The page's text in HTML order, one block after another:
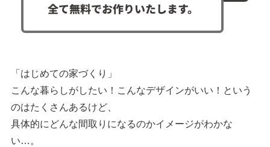
「はじめての家づくり」
こんな暮らしがしたい！こんなデザインがいい！という
のはたくさんあるけど、
具体的にどんな間取りになるのかイメージがわかな
い…。